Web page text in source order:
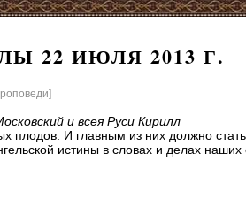
22 ИЮЛЯ 2013 Г.
и всея Руси Кирилл
плодов. И главным из них должно
истины в словах и делах наших